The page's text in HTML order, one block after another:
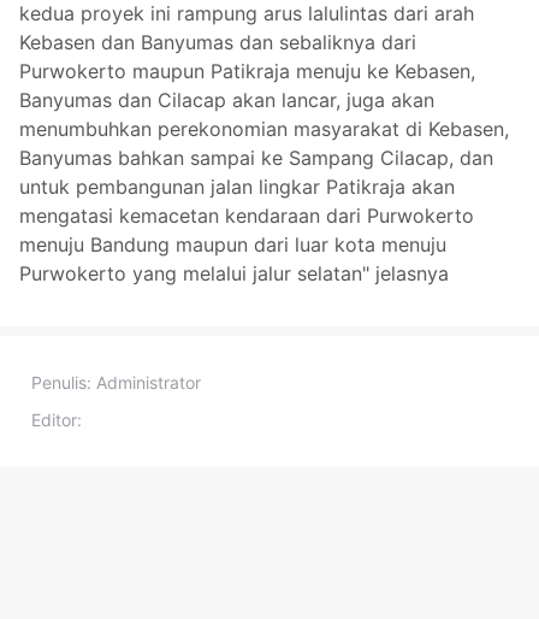
kedua proyek ini rampung arus lalulintas dari arah
Kebasen dan Banyumas dan sebaliknya dari
Purwokerto maupun Patikraja menuju ke Kebasen,
Banyumas dan Cilacap akan lancar, juga akan
menumbuhkan perekonomian masyarakat di Kebasen,
Banyumas bahkan sampai ke Sampang Cilacap, dan
untuk pembangunan jalan lingkar Patikraja akan
mengatasi kemacetan kendaraan dari Purwokerto
menuju Bandung maupun dari luar kota menuju
Purwokerto yang melalui jalur selatan" jelasnya
Penulis: Administrator
Editor: